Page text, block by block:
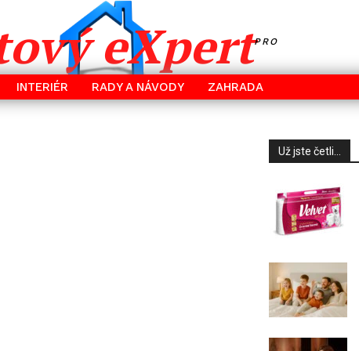
eXpertPRO
INTERIÉR RADY A NÁVODY ZAHRADA
Už jste četli...